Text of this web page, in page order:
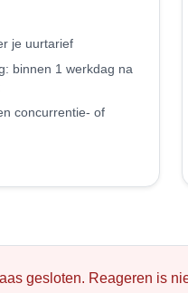
je uurtarief
binnen 1 werkdag na
concurrentie- of
gesloten. Reageren is